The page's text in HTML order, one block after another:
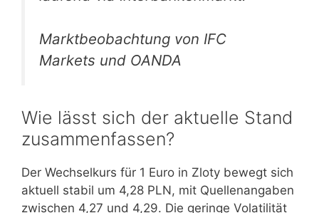
Marktbeobachtung von IFC
Markets und OANDA
Wie lässt sich der aktuelle Stand
zusammenfassen?
Der Wechselkurs für 1 Euro in Zloty bewegt sich
aktuell stabil um 4,28 PLN, mit Quellenangaben
zwischen 4,27 und 4,29. Die geringe Volatilität